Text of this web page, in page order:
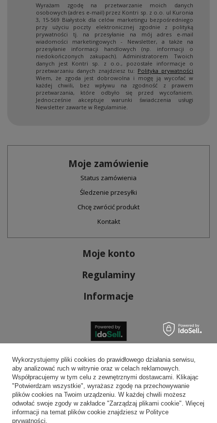
Wyrażam zgodę na przetwarzanie moich danych
osobowych (adres e-mail) przez Kontri sp. z o.o. ul Kuronia
3, 15-569 Białystok dla celów marketingu bezpośredniego
przy użyciu poczty elektronicznej zgodnie z polityką
prywatności tj. na przesyłanie na mój adres e-mail
wiadomości marketingowych - Newsletter, a także na
przesyłanie informacji handlowych (np. informacji o
niedokończonych zakupach). Administratorem Twoich
danych jest Kontri sp. z o.o., pozostałe informacje o
przetwarzaniu danych znajdziesz tu: Polityka prywatności
Wiem, że zgoda jest dobrowolna i mogę ją wycofać w
każdej chwili, bez wpływu na zgodność z prawem
przetwarzania, które odbyło się przed wycofaniem.
Jednocześnie akceptuje warunki świadczenia usługi
Newsletter zawarte w Regulaminie.
Moje zamówienie
Status zamówienia
Śledzenie przesyłki
Chcę zwrócić produkt
Kontakt
Moje konto
Regulaminy
Informacje
Bezpieczne płatności
Wygodna dostawa
Wykorzystujemy pliki cookies do prawidłowego działania serwisu,
aby analizować ruch w witrynie oraz w celach reklamowych.
Współpracujemy w tym celu z zewnętrznymi dostawcami. Klikając
"Potwierdzam wszystkie", wyrażasz zgodę na przechowywanie
plików cookies na Twoim urządzeniu. W każdej chwili możesz
odwołać swoje zgody w zakładce "Zarządzaj plikami cookie". Więcej
informacji na temat plików cookie znajdziesz w Polityce
prywatności.